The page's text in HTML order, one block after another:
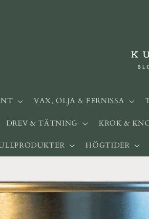
VAX, OLJA & FERNISSA
DREV & TÄTNING KROK &
HÖGTIDER